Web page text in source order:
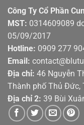
Công Ty Cổ Phần
MST: 0314609089
05/09/2017
Hotline: 0909 277
Email:
Địa chỉ: 46 Nguyễn
Thành phố Thủ Đức,
Địa chỉ 2: 39 Bùi